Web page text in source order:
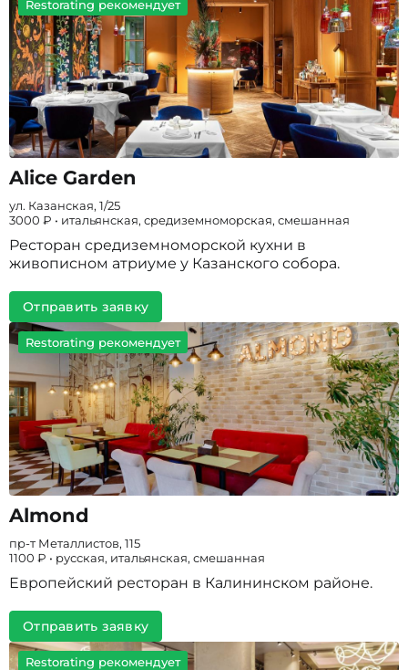
Restorating рекомендует
Alice Garden
ул. Казанская, 1/25
3000 ₽ • итальянская, средиземноморская, смешанная
Ресторан средиземноморской кухни в
живописном атриуме у Казанского собора.
Отправить заявку
Restorating рекомендует
Almond
пр-т Металлистов, 115
1100 ₽ • русская, итальянская, смешанная
Европейский ресторан в Калининском районе.
Отправить заявку
Restorating рекомендует